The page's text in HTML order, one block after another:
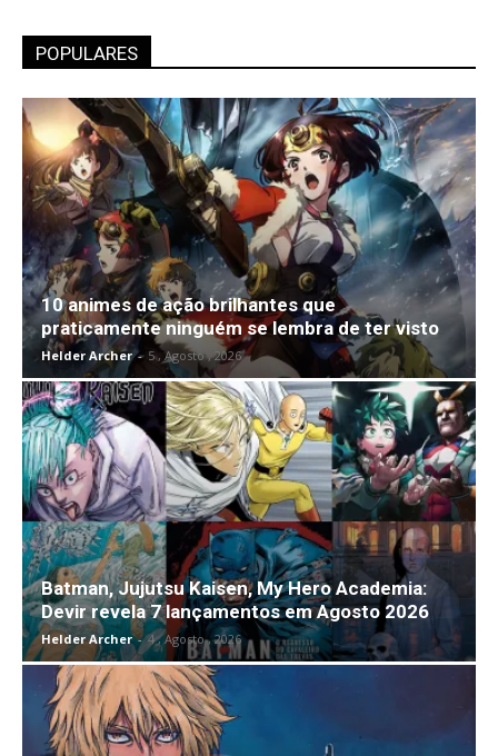
POPULARES
10 animes de ação brilhantes que
praticamente ninguém se lembra de ter visto
Helder Archer - 5 , Agosto , 2026
Batman, Jujutsu Kaisen, My Hero Academia:
Devir revela 7 lançamentos em Agosto 2026
Helder Archer - 4 , Agosto , 2026